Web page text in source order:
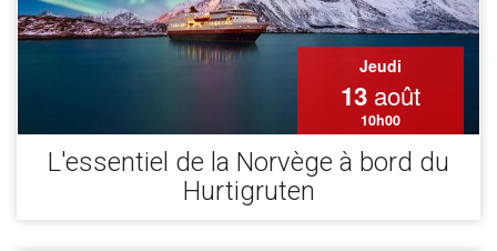
Jeudi
13 août
10h00
L'essentiel de la Norvège à bord du
Hurtigruten